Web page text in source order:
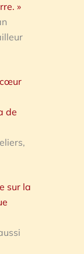
»
cœur
de
sur la